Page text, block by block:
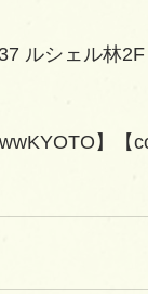
ルシェル林
】【